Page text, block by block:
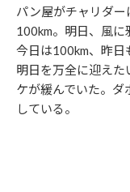
パン屋がチャリダ
100km。明日、風に
今日は100km、昨日
明日を万全に迎えた
ケが緩んでいた。ダ
している。